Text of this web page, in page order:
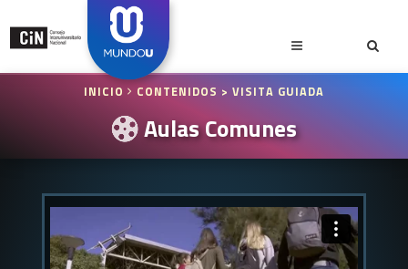
INICIO CONTENIDOS > VISITA GUIADA
Aulas Comunes